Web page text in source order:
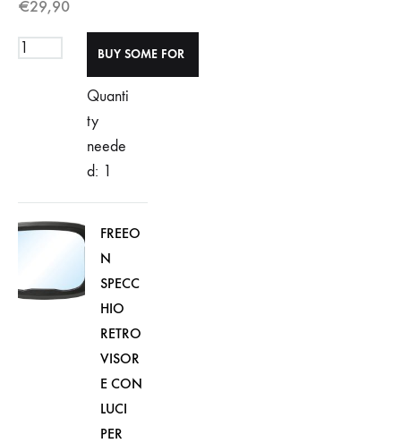
€29,90
Quanti
ty
neede
d: 1
FREEO
N
SPECC
HIO
RETRO
VISOR
E CON
LUCI
PER